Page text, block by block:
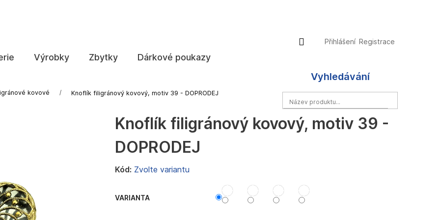
Výrobky Zbytky Dárkové poukazy
Přihlášení
Přihlášení Registrace
Vyhledávání
kovové Knoflík filigránový kovový, motiv 39 - DOPRODEJ
Knoflík filigránový kovový, motiv 39 -
DOPRODEJ
Kód: Zvolte variantu
VARIANTA
Co potřebujete najít?
HLEDAT